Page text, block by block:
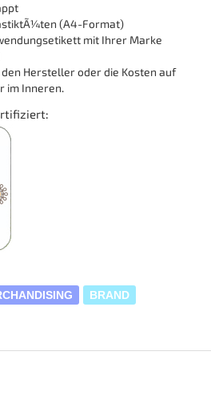
(A4-Format)
mit Ihrer Marke
den Hersteller oder die Kosten auf
im Inneren.
BRAND